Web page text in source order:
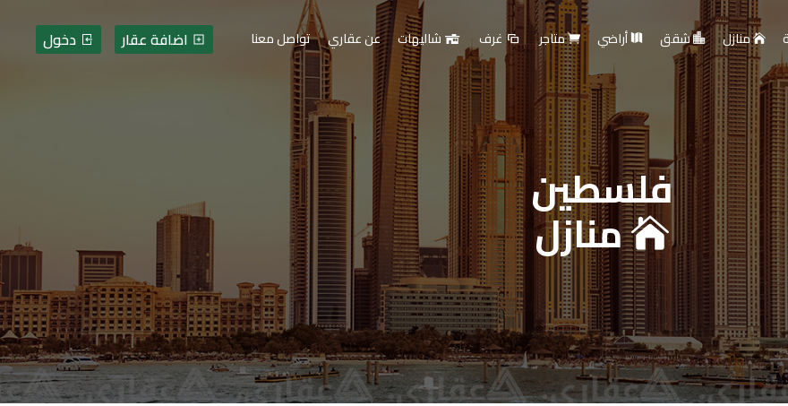
- بيع أو تأجير عقارات - فلسطين - قطاع
فلسطين
منازل
دخول اضافة عقار منازل شقق أراضي متاجر غرف شاليهات عن عقاري تواصل معنا